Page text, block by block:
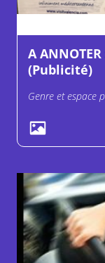
A ANNOTER
(Publicité)
Genre et espace